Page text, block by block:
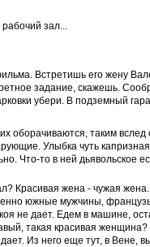
зал...
Встретишь его жену
задание, скажешь.
убери. В подземный
оборачиваются, таким
Улыбка чуть
Что-то в ней дьявольское
Красивая жена - чужая жена.
южные мужчины,
не дает. Едем в машине,
такая красивая
Из него еще тут, в Вене,